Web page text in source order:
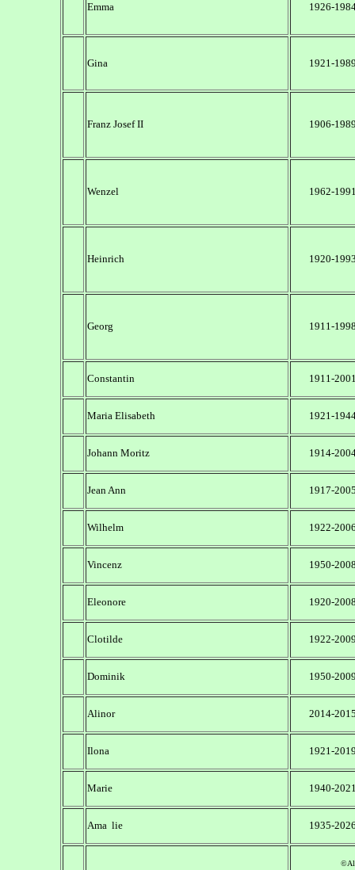
Emma 1926-
Gina 1921-
Franz Josef II 1906-
Wenzel 1962-
Heinrich 1920-
Georg 1911-
Constantin 1911-
Maria Elisabeth 1921-
Johann Moritz 1914-
Jean Ann 1917-
Wilhelm 1922-
Vincenz 1950-
Eleonore 1920-
Clotilde 1922-
Dominik 1950-
Alinor 2014-
Ilona 1921-
Marie 1940-
Ama lie 1935-